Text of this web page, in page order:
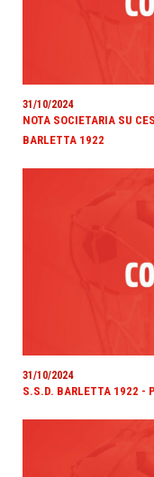
31/10/2024
NOTA SOCIETARIA SU
BARLETTA 1922
31/10/2024
S.S.D. BARLETTA 1922 -